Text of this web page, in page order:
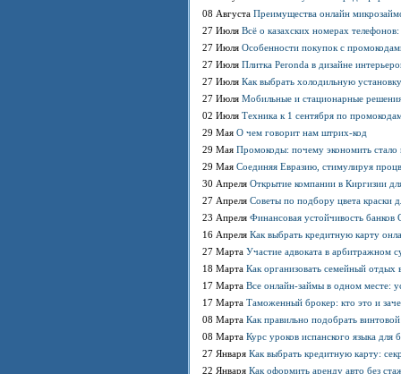
08 Августа Преимущества онлайн
27 Июля Всё о казахских номерах
27 Июля Особенности покупок с
27 Июля Плитка Peronda в дизайне
27 Июля Как выбрать холодильную
27 Июля Мобильные и стационарные
02 Июля Техника к 1 сентября по
29 Мая О чем говорит нам штрих-код
29 Мая Промокоды: почему экономить
29 Мая Соединяя Евразию, стимулируя
30 Апреля Открытие компании в Киргизии
27 Апреля Советы по подбору цвета краски
23 Апреля Финансовая устойчивость
16 Апреля Как выбрать кредитную карту
27 Марта Участие адвоката в арбитражном
18 Марта Как организовать семейный отдых
17 Марта Все онлайн-займы в одном месте:
17 Марта Таможенный брокер: кто это и
08 Марта Как правильно подобрать
08 Марта Курс уроков испанского языка для
27 Января Как выбрать кредитную карту:
22 Января Как оформить аренду авто без